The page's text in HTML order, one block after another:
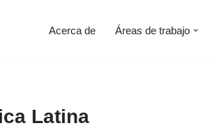
Acerca de Áreas de trabajo
Latina